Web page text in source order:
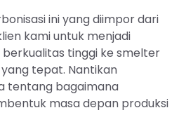
ini yang diimpor dari
kami untuk menjadi
tinggi ke smelter
tepat. Nantikan
tentang bagaimana
masa depan produksi